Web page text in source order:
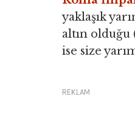
yaklaşık
altın olduğu
ise size
REKLAM